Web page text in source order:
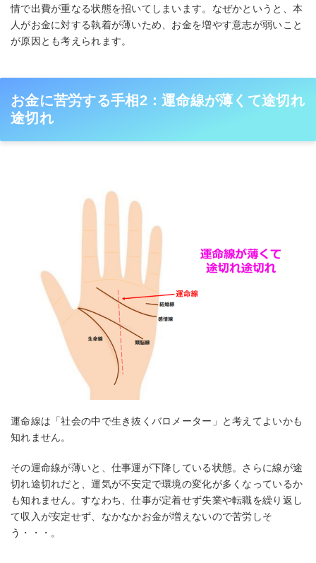
情で出費が重なる状態を招いてしまいます。なぜかというと、本
人がお金に対する執着が薄いため、お金を増やす意志が弱いこと
が原因とも考えられます。
お金に苦労する手相2：運命線が薄くて途切れ
途切れ
運命線は「社会の中で生き抜くバロメーター」と考えてよいかも
知れません。
その運命線が薄いと、仕事運が下降している状態。さらに線が途
切れ途切れだと、運気が不安定で環境の変化が多くなっているか
も知れません。すなわち、仕事が定着せず失業や転職を繰り返し
て収入が安定せず、なかなかお金が増えないので苦労しそ
う・・・。